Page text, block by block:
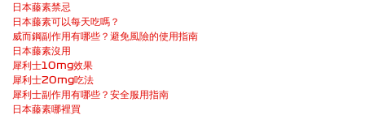
日本藤素禁忌
日本藤素可以每天吃嗎？
威而鋼副作用有哪些？避免風險的使用指南
日本藤素沒用
犀利士10mg效果
犀利士20mg吃法
犀利士副作用有哪些？安全服用指南
日本藤素哪裡買